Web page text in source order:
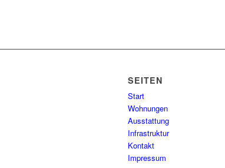
SEITEN
Start
Wohnungen
Ausstattung
Infrastruktur
Kontakt
Impressum